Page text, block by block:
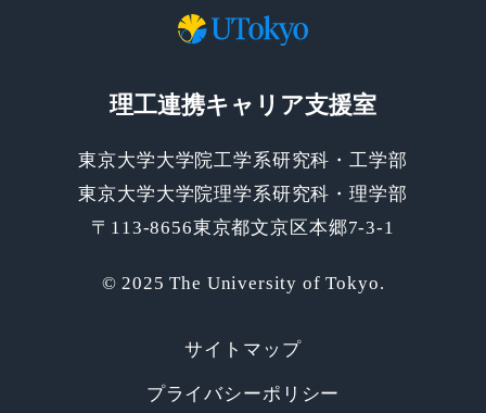
理工連携キャリア支援室
東京大学大学院工学系研究科・工学部
東京大学大学院理学系研究科・理学部
〒113-8656東京都文京区本郷7-3-1
© 2025 The University of Tokyo.
サイトマップ
プライバシーポリシー